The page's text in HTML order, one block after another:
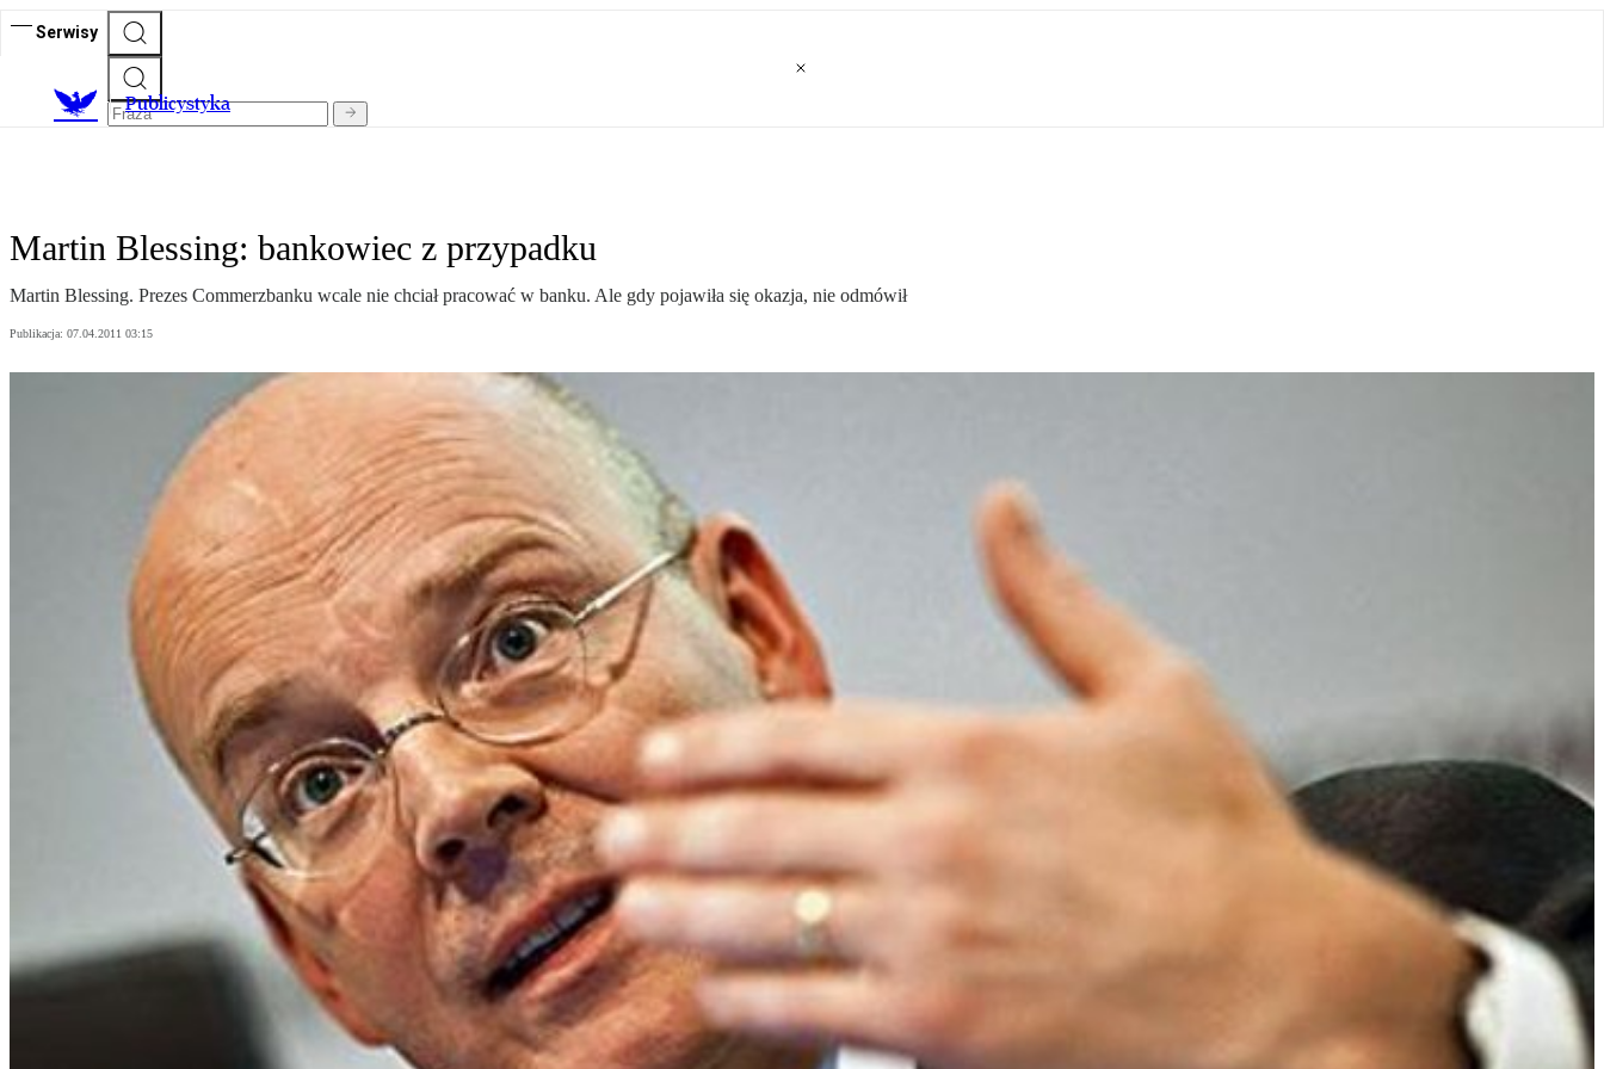
Serwisy
Publicystyka
Martin Blessing: bankowiec z przypadku
Martin Blessing. Prezes Commerzbanku wcale nie chciał pracować w banku. Ale gdy pojawiła się okazja, nie odmówił
Publikacja: 07.04.2011 03:15